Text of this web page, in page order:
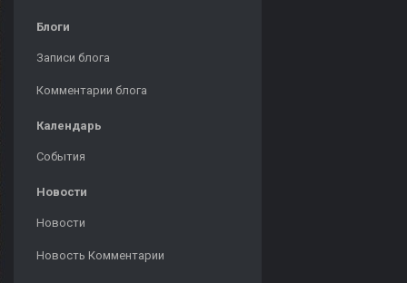
Блоги
Записи блога
Комментарии блога
Календарь
События
Новости
Новости
Новость Комментарии